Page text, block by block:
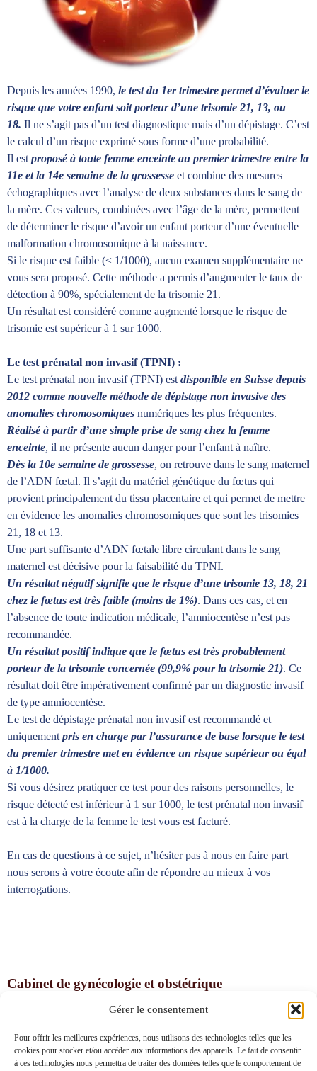
Gérer le consentement
Pour offrir les meilleures expériences, nous utilisons des technologies telles que les
cookies pour stocker et/ou accéder aux informations des appareils. Le fait de consentir
à ces technologies nous permettra de traiter des données telles que le comportement de
Depuis les années 1990, le test du 1er trimestre permet d’évaluer le
risque que votre enfant soit porteur d’une trisomie 21, 13, ou
18. Il ne s’agit pas d’un test diagnostique mais d’un dépistage. C’est
le calcul d’un risque exprimé sous forme d’une probabilité.
Il est proposé à toute femme enceinte au premier trimestre entre la
11e et la 14e semaine de la grossesse et combine des mesures
échographiques avec l’analyse de deux substances dans le sang de
la mère. Ces valeurs, combinées avec l’âge de la mère, permettent
de déterminer le risque d’avoir un enfant porteur d’une éventuelle
malformation chromosomique à la naissance.
Si le risque est faible (≤ 1/1000), aucun examen supplémentaire ne
vous sera proposé. Cette méthode a permis d’augmenter le taux de
détection à 90%, spécialement de la trisomie 21.
Un résultat est considéré comme augmenté lorsque le risque de
trisomie est supérieur à 1 sur 1000.
Le test prénatal non invasif (TPNI) :
Le test prénatal non invasif (TPNI) est disponible en Suisse depuis
2012 comme nouvelle méthode de dépistage non invasive des
anomalies chromosomiques numériques les plus fréquentes.
Réalisé à partir d’une simple prise de sang chez la femme
enceinte, il ne présente aucun danger pour l’enfant à naître.
Dès la 10e semaine de grossesse, on retrouve dans le sang maternel
de l’ADN fœtal. Il s’agit du matériel génétique du fœtus qui
provient principalement du tissu placentaire et qui permet de mettre
en évidence les anomalies chromosomiques que sont les trisomies
21, 18 et 13.
Une part suffisante d’ADN fœtale libre circulant dans le sang
maternel est décisive pour la faisabilité du TPNI.
Un résultat négatif signifie que le risque d’une trisomie 13, 18, 21
chez le fœtus est très faible (moins de 1%). Dans ces cas, et en
l’absence de toute indication médicale, l’amniocentèse n’est pas
recommandée.
Un résultat positif indique que le fœtus est très probablement
porteur de la trisomie concernée (99,9% pour la trisomie 21). Ce
résultat doit être impérativement confirmé par un diagnostic invasif
de type amniocentèse.
Le test de dépistage prénatal non invasif est recommandé et
uniquement pris en charge par l’assurance de base lorsque le test
du premier trimestre met en évidence un risque supérieur ou égal
à 1/1000.
Si vous désirez pratiquer ce test pour des raisons personnelles, le
risque détecté est inférieur à 1 sur 1000, le test prénatal non invasif
est à la charge de la femme le test vous est facturé.
En cas de questions à ce sujet, n’hésiter pas à nous en faire part
nous serons à votre écoute afin de répondre au mieux à vos
interrogations.
Cabinet de gynécologie et obstétrique
Dr David Salomon
​Route du Pâqui 1, 1720 Corminboeuf (Fribourg)
Téléphone :026 465 14 44